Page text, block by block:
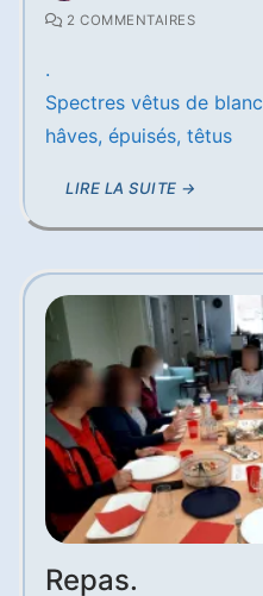
2 COMMENTAIRES
.
Spectres vêtus de blanc
hâves, épuisés, têtus
LIRE LA SUITE →
Repas.